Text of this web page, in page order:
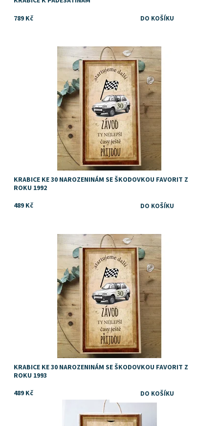
789 Kč
TIP na dárek k narozeninám pro muže
Skladem
DejDar
KRABICE KE 30 NAROZENINÁM SE ŠKODOVKOU FAVORIT Z
ROKU 1992
489 Kč
Kazeta, krabice nebo box na víno nebo jiný alkohol, pochutiny
nebo drobné dárky jako dárek k narozeninám
Skladem
KRABICE KE 30 NAROZENINÁM SE ŠKODOVKOU FAVORIT Z
ROKU 1993
489 Kč
Skladem